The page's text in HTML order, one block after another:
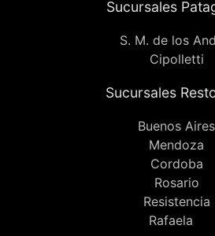
Sucursales
S. M. de los
Cipolletti
Sucursales
Buenos Aires
Mendoza
Cordoba
Rosario
Resistencia